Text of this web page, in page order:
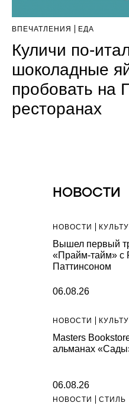
ВПЕЧАТЛЕНИЯ ЕДА
Куличи по-
шоколадные
пробовать на
ресторанах
НОВОСТИ
НОВОСТИ
Вышел первый
«Прайм-тайм» с
Паттинсоном
06.08.26
НОВОСТИ
Masters
альманах
06.08.26
НОВОСТИ СТИЛЬ